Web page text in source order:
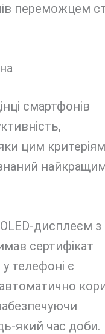
переможцем
смартфонів
цим критеріям
дисплеєм з
сертифікат
телефоні є
який час доби.